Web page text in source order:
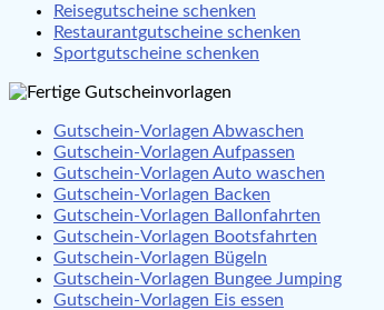
Reisegutscheine schenken
Restaurantgutscheine schenken
Sportgutscheine schenken
Gutschein-Vorlagen Abwaschen
Gutschein-Vorlagen Aufpassen
Gutschein-Vorlagen Auto waschen
Gutschein-Vorlagen Backen
Gutschein-Vorlagen Ballonfahrten
Gutschein-Vorlagen Bootsfahrten
Gutschein-Vorlagen Bügeln
Gutschein-Vorlagen Bungee Jumping
Gutschein-Vorlagen Eis essen